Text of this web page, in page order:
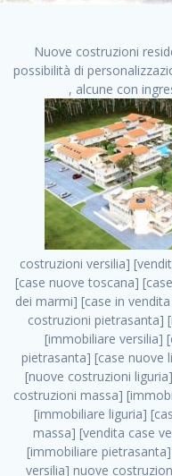
Nuove costruzioni
possibilità di
, alcune con